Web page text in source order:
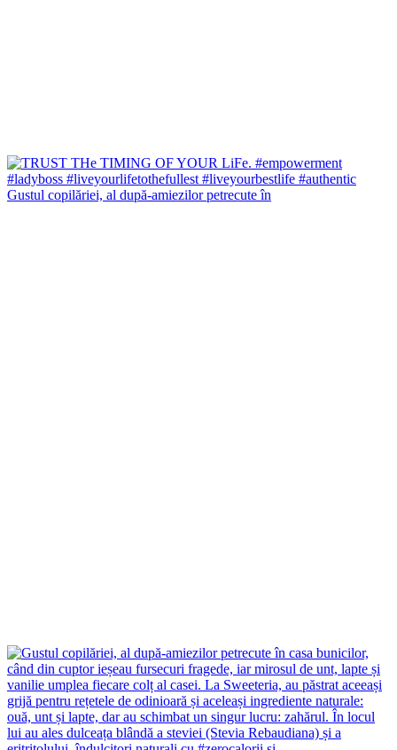
Gustul copilăriei, al după-amiezilor petrecute în